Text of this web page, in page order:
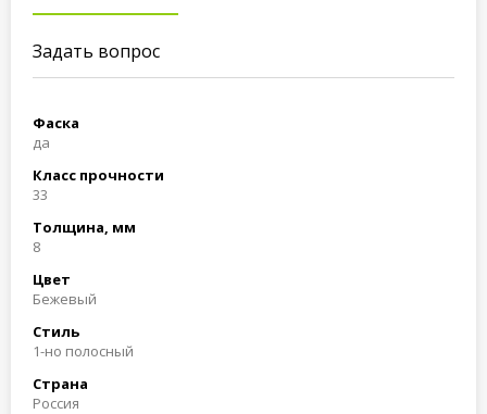
Задать вопрос
Фаска
да
Класс прочности
33
Толщина, мм
8
Цвет
Бежевый
Стиль
1-но полосный
Страна
Россия